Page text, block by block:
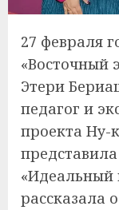
27 февраля
«Восточный
Этери
педагог и
проекта Ну-
рассказала